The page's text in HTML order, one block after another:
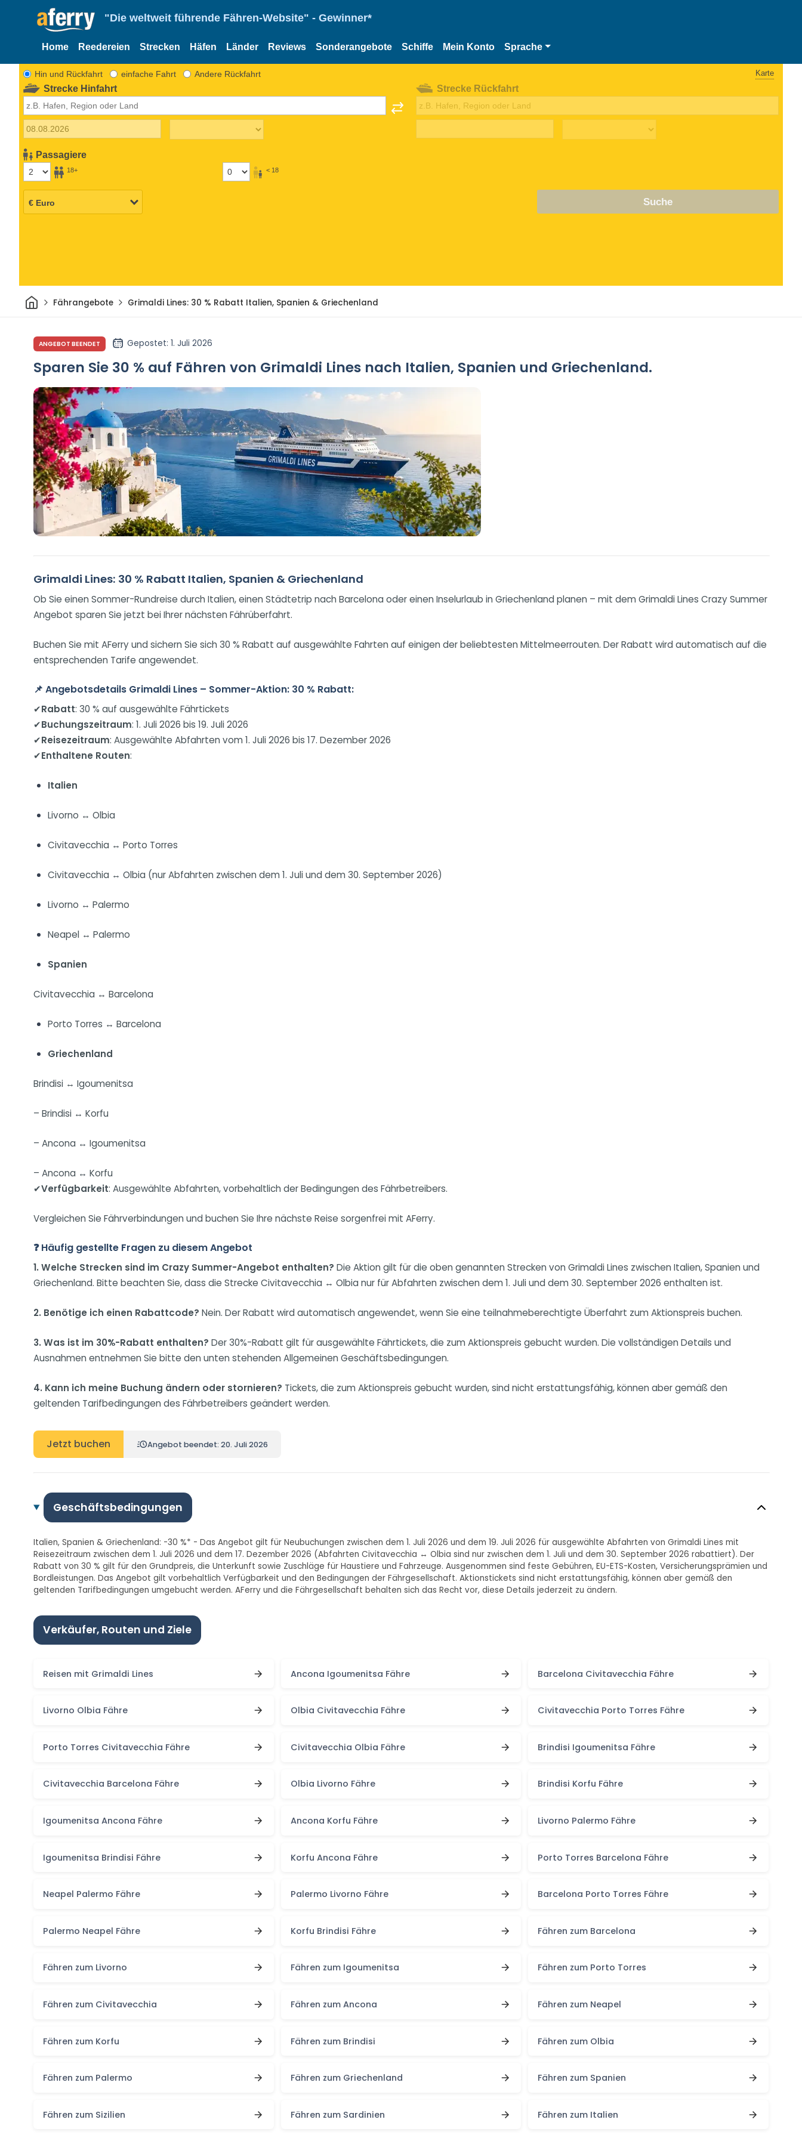
"Die weltweit führende Fähren-Website" - Gewinner*
Home Reedereien Strecken Häfen Länder Reviews Sonderangebote Schiffe Mein Konto Sprache
Hin und Rückfahrt einfache Fahrt Andere Rückfahrt Karte
Strecke Hinfahrt
Passagiere
18+ < 18
Strecke Rückfahrt
Suche
HeimFährangebote Grimaldi Lines: 30 % Rabatt Italien, Spanien & Griechenland
ANGEBOT BEENDET Gepostet: 1. Juli 2026
Sparen Sie 30 % auf Fähren von Grimaldi Lines nach Italien, Spanien und Griechenland.
Grimaldi Lines: 30 % Rabatt Italien, Spanien & Griechenland
Ob Sie einen Sommer-Rundreise durch Italien, einen Städtetrip nach Barcelona oder einen Inselurlaub in Griechenland planen – mit dem Grimaldi Lines Crazy Summer
Angebot sparen Sie jetzt bei Ihrer nächsten Fährüberfahrt.
Buchen Sie mit AFerry und sichern Sie sich 30 % Rabatt auf ausgewählte Fahrten auf einigen der beliebtesten Mittelmeerrouten. Der Rabatt wird automatisch auf die
entsprechenden Tarife angewendet.
📌 Angebotsdetails Grimaldi Lines – Sommer-Aktion: 30 % Rabatt:
✔Rabatt: 30 % auf ausgewählte Fährtickets
✔Buchungszeitraum: 1. Juli 2026 bis 19. Juli 2026
✔Reisezeitraum: Ausgewählte Abfahrten vom 1. Juli 2026 bis 17. Dezember 2026
✔Enthaltene Routen:
Italien
Livorno ↔ Olbia
Civitavecchia ↔ Porto Torres
Civitavecchia ↔ Olbia (nur Abfahrten zwischen dem 1. Juli und dem 30. September 2026)
Livorno ↔ Palermo
Neapel ↔ Palermo
Spanien
Civitavecchia ↔ Barcelona
Porto Torres ↔ Barcelona
Griechenland
Brindisi ↔ Igoumenitsa
– Brindisi ↔ Korfu
– Ancona ↔ Igoumenitsa
– Ancona ↔ Korfu
✔Verfügbarkeit: Ausgewählte Abfahrten, vorbehaltlich der Bedingungen des Fährbetreibers.
Vergleichen Sie Fährverbindungen und buchen Sie Ihre nächste Reise sorgenfrei mit AFerry.
❓ Häufig gestellte Fragen zu diesem Angebot
1. Welche Strecken sind im Crazy Summer-Angebot enthalten? Die Aktion gilt für die oben genannten Strecken von Grimaldi Lines zwischen Italien, Spanien und
Griechenland. Bitte beachten Sie, dass die Strecke Civitavecchia ↔ Olbia nur für Abfahrten zwischen dem 1. Juli und dem 30. September 2026 enthalten ist.
2. Benötige ich einen Rabattcode? Nein. Der Rabatt wird automatisch angewendet, wenn Sie eine teilnahmeberechtigte Überfahrt zum Aktionspreis buchen.
3. Was ist im 30%-Rabatt enthalten? Der 30%-Rabatt gilt für ausgewählte Fährtickets, die zum Aktionspreis gebucht wurden. Die vollständigen Details und
Ausnahmen entnehmen Sie bitte den unten stehenden Allgemeinen Geschäftsbedingungen.
4. Kann ich meine Buchung ändern oder stornieren? Tickets, die zum Aktionspreis gebucht wurden, sind nicht erstattungsfähig, können aber gemäß den
geltenden Tarifbedingungen des Fährbetreibers geändert werden.
Jetzt buchen Angebot beendet: 20. Juli 2026
Geschäftsbedingungen
Italien, Spanien & Griechenland: -30 %* - Das Angebot gilt für Neubuchungen zwischen dem 1. Juli 2026 und dem 19. Juli 2026 für ausgewählte Abfahrten von Grimaldi Lines mit
Reisezeitraum zwischen dem 1. Juli 2026 und dem 17. Dezember 2026 (Abfahrten Civitavecchia ↔ Olbia sind nur zwischen dem 1. Juli und dem 30. September 2026 rabattiert). Der
Rabatt von 30 % gilt für den Grundpreis, die Unterkunft sowie Zuschläge für Haustiere und Fahrzeuge. Ausgenommen sind feste Gebühren, EU-ETS-Kosten, Versicherungsprämien und
Bordleistungen. Das Angebot gilt vorbehaltlich Verfügbarkeit und den Bedingungen der Fährgesellschaft. Aktionstickets sind nicht erstattungsfähig, können aber gemäß den
geltenden Tarifbedingungen umgebucht werden. AFerry und die Fährgesellschaft behalten sich das Recht vor, diese Details jederzeit zu ändern.
Verkäufer, Routen und Ziele
Reisen mit Grimaldi Lines Ancona Igoumenitsa Fähre Barcelona Civitavecchia Fähre
Livorno Olbia Fähre Olbia Civitavecchia Fähre Civitavecchia Porto Torres Fähre
Porto Torres Civitavecchia Fähre Civitavecchia Olbia Fähre Brindisi Igoumenitsa Fähre
Civitavecchia Barcelona Fähre Olbia Livorno Fähre Brindisi Korfu Fähre
Igoumenitsa Ancona Fähre Ancona Korfu Fähre Livorno Palermo Fähre
Igoumenitsa Brindisi Fähre Korfu Ancona Fähre Porto Torres Barcelona Fähre
Neapel Palermo Fähre Palermo Livorno Fähre Barcelona Porto Torres Fähre
Palermo Neapel Fähre Korfu Brindisi Fähre Fähren zum Barcelona
Fähren zum Livorno Fähren zum Igoumenitsa Fähren zum Porto Torres
Fähren zum Civitavecchia Fähren zum Ancona Fähren zum Neapel
Fähren zum Korfu Fähren zum Brindisi Fähren zum Olbia
Fähren zum Palermo Fähren zum Griechenland Fähren zum Spanien
Fähren zum Sizilien Fähren zum Sardinien Fähren zum Italien